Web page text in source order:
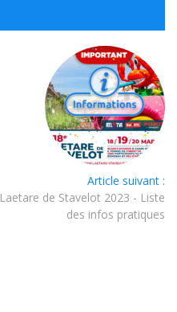
Article suivant :
Laetare de Stavelot 2023 - Liste
des infos pratiques